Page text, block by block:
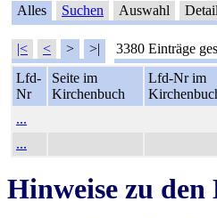
Alles Suchen Auswahl Detail
|< < > >| 3380 Einträge
Lfd-
Nr
Seite im
Kirchenbuch
Lfd-Nr im
...
...
Hinweise zu